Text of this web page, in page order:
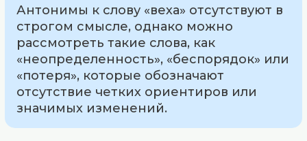
Антонимы к слову «веха» отсутствуют в
строгом смысле, однако можно
рассмотреть такие слова, как
«неопределенность», «беспорядок» или
«потеря», которые обозначают
отсутствие четких ориентиров или
значимых изменений.